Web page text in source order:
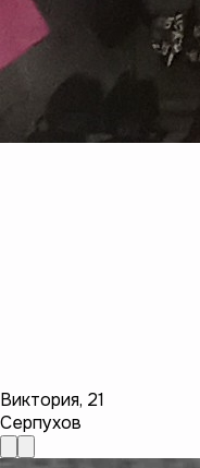
Виктория, 21
Серпухов